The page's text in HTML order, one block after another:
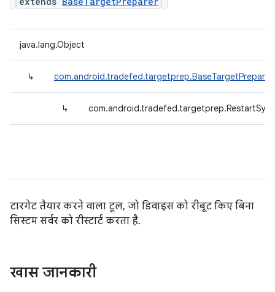
java.lang.Object
↳ com.android.tradefed.targetprep.BaseTargetPreparer
↳
टारगेट तैयार करने वाला टूल, जो डिवाइस को रीबूट किए बिना
सिस्टम सर्वर को रीस्टार्ट करता है.
खास जानकारी